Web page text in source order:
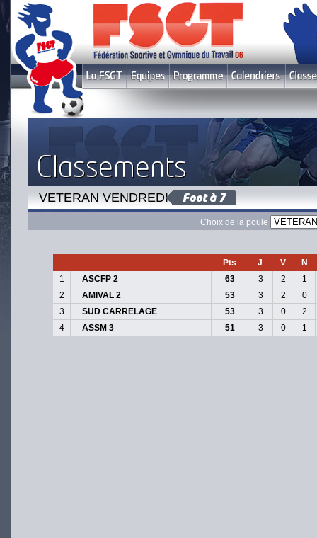
Choix de la poule
VETERAN VENDREDI 2
Pts J V
N
1
ASCFP 2 63 3 2
1
2
AMIVAL 2 53 3 2
0
3
SUD CARRELAGE 53 3 0
2
4
ASSM 3 51 3 0 1